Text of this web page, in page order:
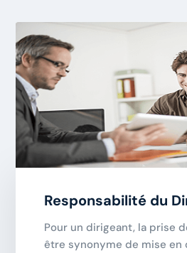
Responsabilité du
Pour un dirigeant, la prise
être synonyme de mise en